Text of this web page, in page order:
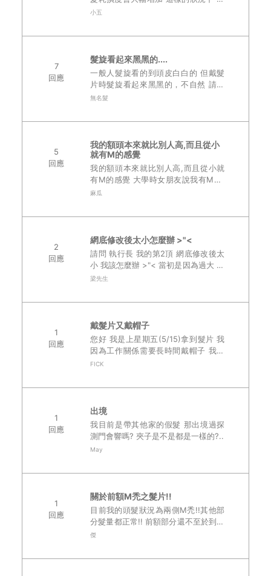
均髮片可以用多久呢 或大約多久需要
小五
7
回應
髮旋看起來黑黑的....
一般人髮旋看的到頭皮白白的 但戴髮
片時髮旋看起來黑黑的，不自然 請問
有沒有哪種髮片的髮旋看起來是仿真白
無名髮
5
回應
我的額頭本來就比別人高,而且從小
就有M的感覺
我的額頭本來就比別人高,而且從小就
有M的感覺 大學時女朋友說我有M禿,
我還覺得太扯~我這是MAN,男人味 就
麻瓜
2
回應
網底修改後太小怎麼辦 >"<
請問 執行長 我的第2頂 網底修改後太
小 我該怎麼辦 >"< 當初是因為過大 修
改成與第一頂一樣尺寸,拿到後顯得過
梁先生
1
回應
戴髮片又戴帽子
您好 我是上星期五(5/15)拿到髮片 我
因為工作關係需要長時間戴帽子 我目
前會先戴髮片後再戴帽子 這樣會造成
FICK
1
回應
出境
我目前是帶其他家的假髮 那出境過探
測門會響嗎? 夾子是不是都是一樣的?..
May
1
回應
關於前額M禿之髮片!!
目前我的頭髮狀況為兩側M禿!!其他部
分髮量都正常!! 前額部分還不至於到無
法遮掩的地步! 但瀏海兩側髮量明顯變
傑